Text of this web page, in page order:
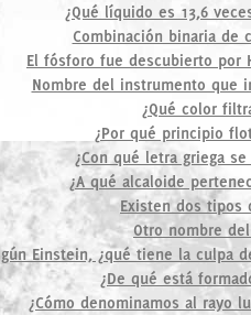
¿Qué líquido es 13,6
Combinación binaria de
El fósforo fue descubierto por
Nombre del instrumento que
¿Qué color
¿Por qué principio
¿Con qué letra griega
¿A qué alcaloide
Existen dos tipos
Otro nombre
Einstein, ¿qué tiene la culpa
¿De qué está
¿Cómo denominamos al rayo